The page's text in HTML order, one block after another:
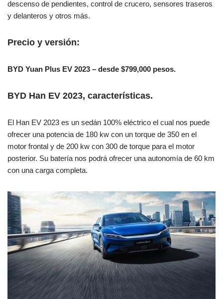
descenso de pendientes, control de crucero, sensores traseros
y delanteros y otros más.
Precio y versión:
BYD Yuan Plus EV 2023 – desde $799,000 pesos.
BYD Han EV 2023, características.
El Han EV 2023 es un sedán 100% eléctrico el cual nos puede
ofrecer una potencia de 180 kw con un torque de 350 en el
motor frontal y de 200 kw con 300 de torque para el motor
posterior. Su batería nos podrá ofrecer una autonomía de 60 km
con una carga completa.